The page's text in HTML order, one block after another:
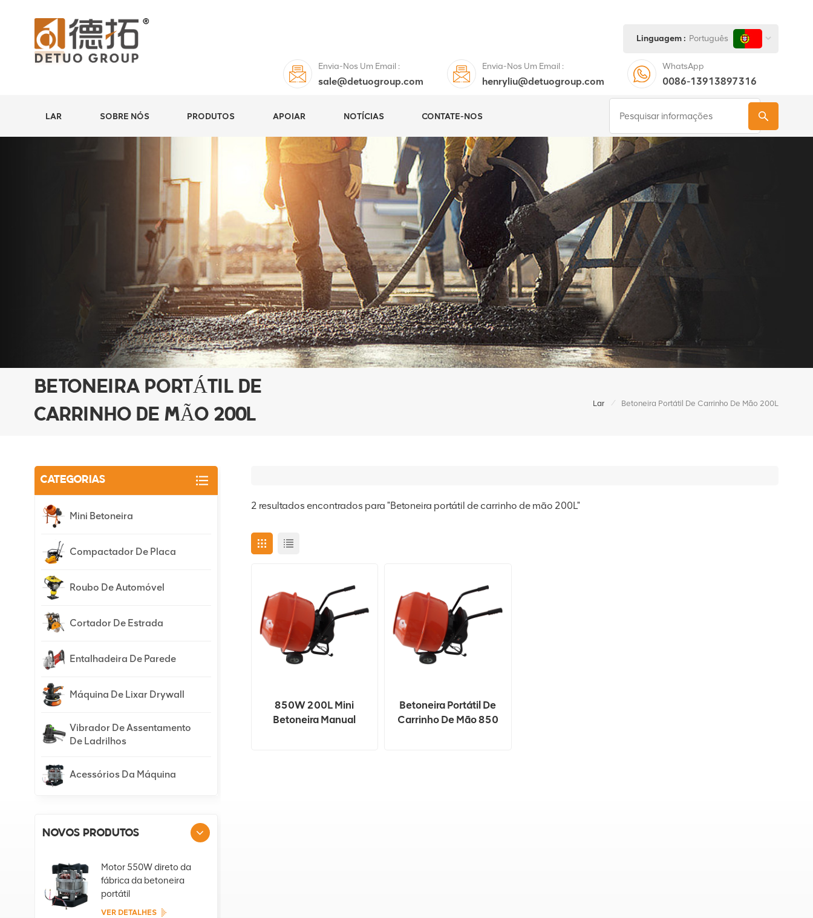
Linguagem : Português
Envia-Nos Um Email :
sale@detuogroup.com
Envia-Nos Um Email :
henryliu@detuogroup.com
WhatsApp
0086-13913897316
LAR SOBRE NÓS PRODUTOS APOIAR NOTÍCIAS CONTATE-NOS
BETONEIRA PORTÁTIL DE
CARRINHO DE MÃO 200L
Lar / Betoneira Portátil De Carrinho De Mão 200L
2 resultados encontrados para "Betoneira portátil de carrinho de mão 200L"
850W 200L Mini
Betoneira Manual
Betoneira Portátil De
Carrinho De Mão 850
CATEGORIAS
Mini Betoneira
Compactador De Placa
Roubo De Automóvel
Cortador De Estrada
Entalhadeira De Parede
Máquina De Lixar Drywall
Vibrador De Assentamento
De Ladrilhos
Acessórios Da Máquina
NOVOS PRODUTOS
Motor 550W direto da
fábrica da betoneira
portátil
VER DETALHES